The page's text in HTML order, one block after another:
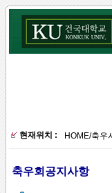
현재위치 : HOME/축우
축우회공지사항